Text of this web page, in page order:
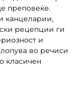
преповеќе.
канцеларии,
рецепции ги
и
во речиси
класичен